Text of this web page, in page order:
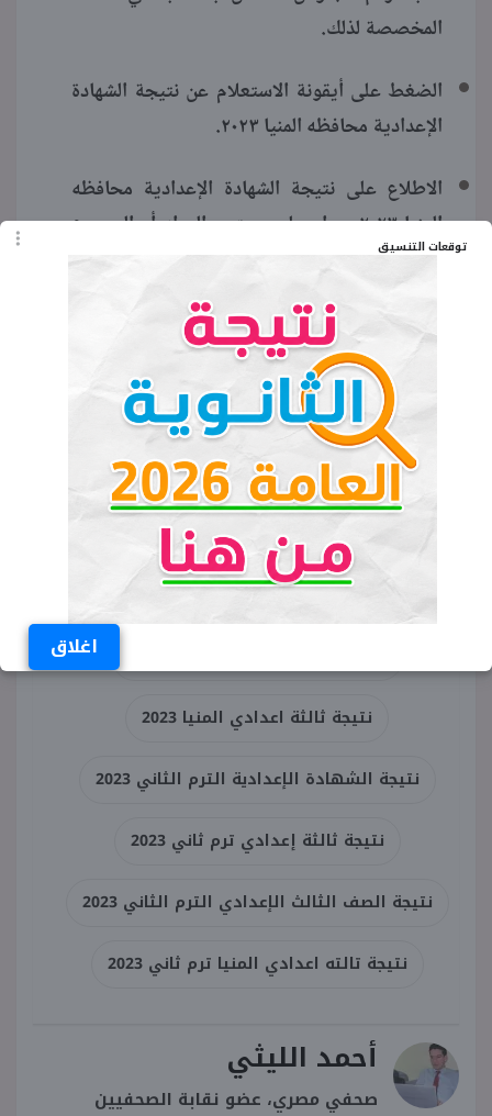
توقعات التنسيق
اغلاق
المخصصة لذلك.
الضغط على أيقونة الاستعلام عن نتيجة الشهادة
الإعدادية محافظه المنيا ٢٠٢٣.
الاطلاع على نتيجة الشهادة الإعدادية محافظه
المنيا ٢٠٢٣ سواء على مستوى المواد أو المجموع
الكلي للطالب.
وفي حالة حصول الطالب على أكثر من نصف
درجات المجموع الكلي يكون ناجح ومنقول للصف
التالي.
اقرأ المزيد:
البوابة الإلكترونية
لمحافظة المنيا نتيجة الشهادة
الإعدادية 2023 الترم الثاني برقم
الجلوس
الكلمات المفتاحية
نتيجة ثالثة اعدادي المنيا 2023
نتيجة الشهادة الإعدادية الترم الثاني 2023
نتيجة ثالثة إعدادي ترم ثاني 2023
نتيجة الصف الثالث الإعدادي الترم الثاني 2023
نتيجة تالته اعدادي المنيا ترم ثاني 2023
أحمد الليثي
صحفي مصري، عضو نقابة الصحفيين